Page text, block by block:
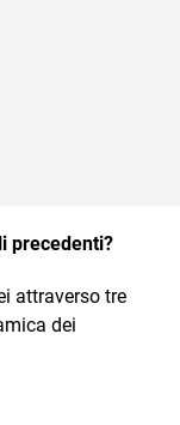
precedenti?
attraverso tre
dei